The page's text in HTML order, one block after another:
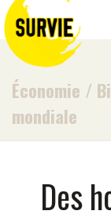
Économie /
mondiale
Des